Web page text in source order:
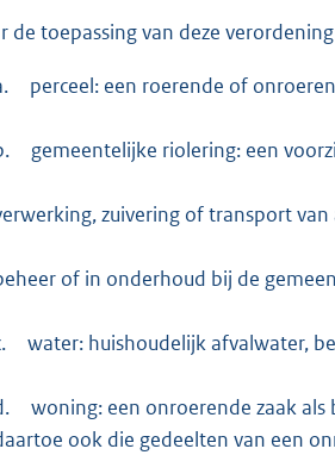
de toepassing van deze
perceel: een roerende of
gemeentelijke riolering: een
zuivering of transport
of in onderhoud bij de
water: huishoudelijk afvalwater,
woning: een onroerende zaak
ook die gedeelten van een